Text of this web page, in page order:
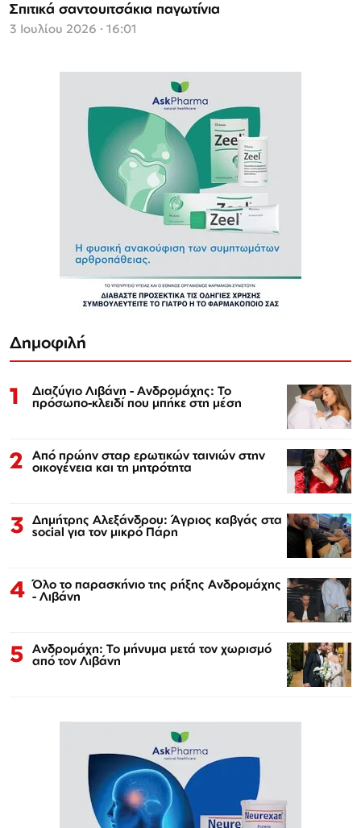
Σπιτικά σαντουιτσάκια παγωτίνια
3 Ιουλίου 2026 · 16:01
Δημοφιλή
1 Διαζύγιο Λιβάνη - Ανδρομάχης: Το
πρόσωπο-κλειδί που μπήκε στη μέση
2 Από πρώην σταρ ερωτικών ταινιών στην
οικογένεια και τη μητρότητα
3 Δημήτρης Αλεξάνδρου: Άγριος καβγάς στα
social για τον μικρό Πάρη
4 Όλο το παρασκήνιο της ρήξης Ανδρομάχης
- Λιβάνη
5 Ανδρομάχη: Το μήνυμα μετά τον χωρισμό
από τον Λιβάνη